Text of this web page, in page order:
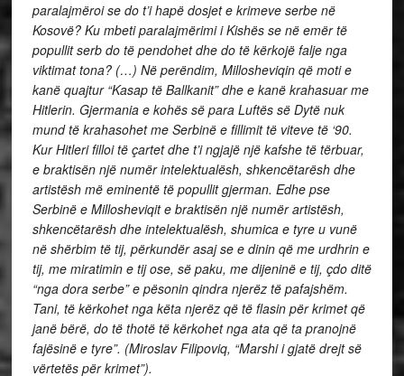
paralajmëroi se do t’i hapë dosjet e krimeve serbe në
Kosovë? Ku mbeti paralajmërimi i Kishës se në emër të
popullit serb do të pendohet dhe do të kërkojë falje nga
viktimat tona? (…) Në perëndim, Millosheviqin që moti e
kanë quajtur “Kasap të Ballkanit” dhe e kanë krahasuar me
Hitlerin. Gjermania e kohës së para Luftës së Dytë nuk
mund të krahasohet me Serbinë e fillimit të viteve të ‘90.
Kur Hitleri filloi të çartet dhe t’i ngjajë një kafshe të tërbuar,
e braktisën një numër intelektualësh, shkencëtarësh dhe
artistësh më eminentë të popullit gjerman. Edhe pse
Serbinë e Millosheviqit e braktisën një numër artistësh,
shkencëtarësh dhe intelektualësh, shumica e tyre u vunë
në shërbim të tij, përkundër asaj se e dinin që me urdhrin e
tij, me miratimin e tij ose, së paku, me dijeninë e tij, çdo ditë
“nga dora serbe” e pësonin qindra njerëz të pafajshëm.
Tani, të kërkohet nga këta njerëz që të flasin për krimet që
janë bërë, do të thotë të kërkohet nga ata që ta pranojnë
fajësinë e tyre”. (Miroslav Filipoviq, “Marshi i gjatë drejt së
vërtetës për krimet”).